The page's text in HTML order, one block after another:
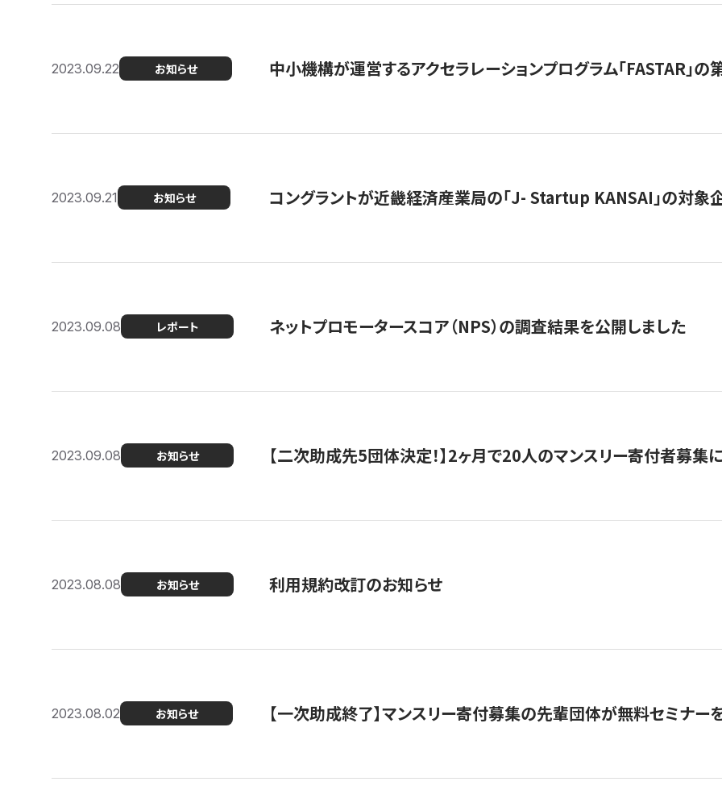
2023.09.22 お知らせ 中小機構が運営するアクセラレーションプログラム「FASTAR」
2023.09.21 お知らせ コングラントが近畿経済産業局の「J- Startup KANSAI」の対象
2023.09.08 レポート ネットプロモータースコア（NPS）の調査結果を公開しました
2023.09.08 お知らせ 【二次助成先5団体決定！】2ヶ月で20人のマンスリー寄付者募集
2023.08.08 お知らせ 利用規約改訂のお知らせ
2023.08.02 お知らせ 【一次助成終了】マンスリー寄付募集の先輩団体が無料セミナー